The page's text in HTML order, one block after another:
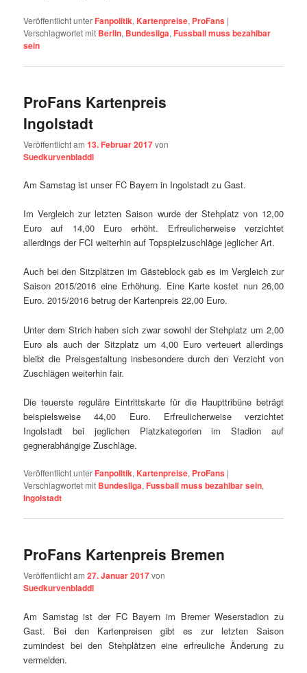
Veröffentlicht unter Fanpolitik, Kartenpreise, ProFans |
Verschlagwortet mit Berlin, Bundesliga, Fussball muss bezahlbar
sein
ProFans Kartenpreis
Ingolstadt
Veröffentlicht am13. Februar 2017von
Suedkurvenbladdl
Am Samstag ist unser FC Bayern in Ingolstadt zu Gast.
Im Vergleich zur letzten Saison wurde der Stehplatz von 12,00
Euro auf 14,00 Euro erhöht. Erfreulicherweise verzichtet
allerdings der FCI weiterhin auf Topspielzuschläge jeglicher Art.
Auch bei den Sitzplätzen im Gästeblock gab es im Vergleich zur
Saison 2015/2016 eine Erhöhung. Eine Karte kostet nun 26,00
Euro. 2015/2016 betrug der Kartenpreis 22,00 Euro.
Unter dem Strich haben sich zwar sowohl der Stehplatz um 2,00
Euro als auch der Sitzplatz um 4,00 Euro verteuert allerdings
bleibt die Preisgestaltung insbesondere durch den Verzicht von
Zuschlägen weiterhin fair.
Die teuerste reguläre Eintrittskarte für die Haupttribüne beträgt
beispielsweise 44,00 Euro. Erfreulicherweise verzichtet
Ingolstadt bei jeglichen Platzkategorien im Stadion auf
gegnerabhängige Zuschläge.
Veröffentlicht unter Fanpolitik, Kartenpreise, ProFans |
Verschlagwortet mit Bundesliga, Fussball muss bezahlbar sein,
Ingolstadt
ProFans Kartenpreis Bremen
Veröffentlicht am27. Januar 2017von
Suedkurvenbladdl
Am Samstag ist der FC Bayern im Bremer Weserstadion zu
Gast. Bei den Kartenpreisen gibt es zur letzten Saison
zumindest bei den Stehplätzen eine erfreuliche Änderung zu
vermelden.